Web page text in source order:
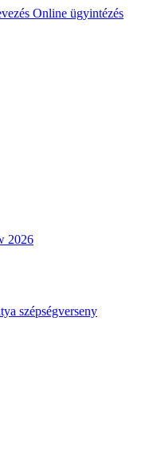
Online ügyintézés
2026
szépségverseny